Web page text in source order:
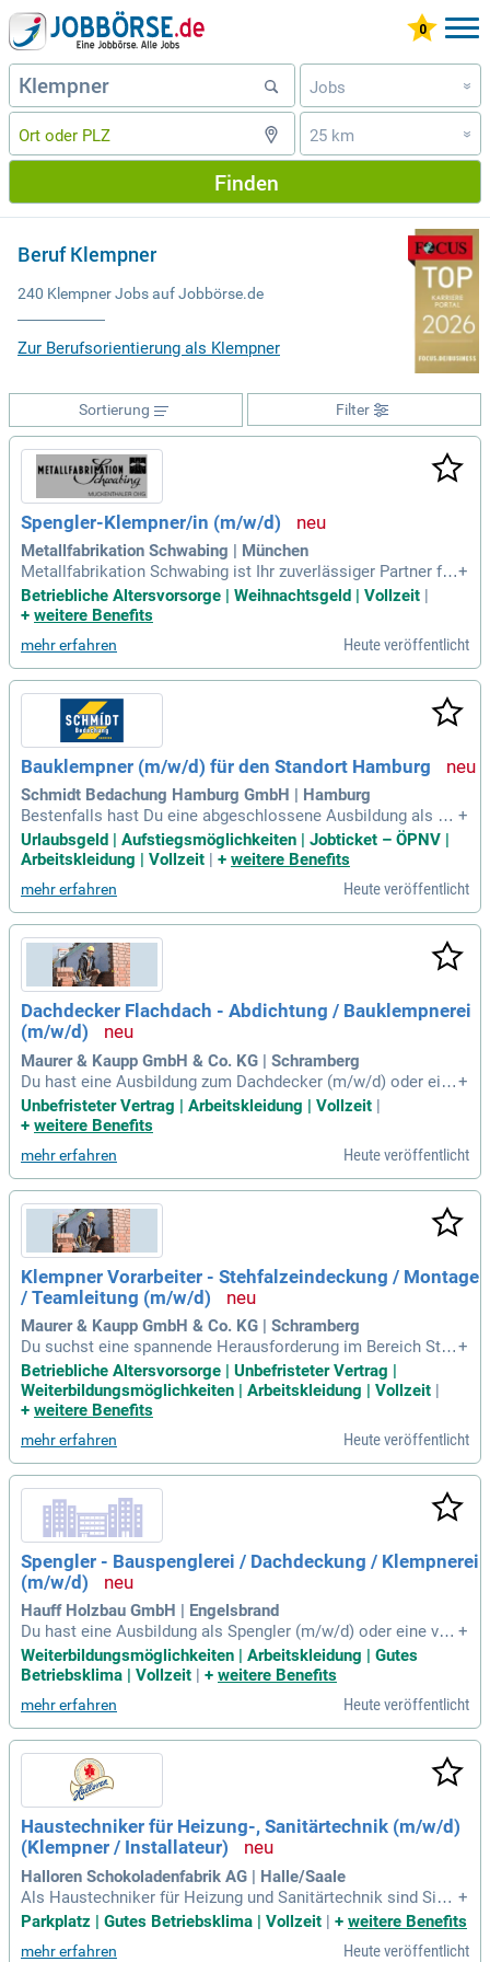
Jobs »
25 km »
Finden
Beruf Klempner
240 Klempner Jobs auf Jobbörse.de
Zur Berufsorientierung als Klempner
Filter
Sortierung
Spengler-Klempner/in (m/w/d)
Metallfabrikation Schwabing | München
Metallfabrikation Schwabing ist Ihr zuverlässiger Partner für
hochwertige Spenglerarbeiten im Baugewerbe. Unsere Exper
ten setzen auf präzise Handwerkskunst und innovative Lösu
Architekten und Bauherren, um individuelle Projekte erfolgre
ich umzusetzen. Qualität, Termintreue und Sicherheit haben
bei uns höchste Priorität, um die Zufriedenheit unserer Kund
en zu garantieren. In unserem dynamischen Team bieten wir
ein abwechslungsreiches Arbeitsumfeld und spannende Pro
jekte für die persönliche Weiterentwicklung. Entdecken Sie
die Möglichkeit, Ihre Fähigkeiten in der Herstellung und Mon
tage von Blechteilen für Dächer einzubringen und weiter aus
zubauen.
+
Betriebliche Altersvorsorge | Weihnachtsgeld | Vollzeit |
+ weitere Benefits
mehr erfahren Heute veröffentlicht
Bauklempner (m/w/d) für den Standort Hamburg
Schmidt Bedachung Hamburg GmbH | Hamburg
Bestenfalls hast Du eine abgeschlossene Ausbildung als Ba
uklempner/in oder Dachdecker/in anderenfalls einen verglei
chbaren Facharbeiterbrief oder entsprechende Berufserfahru
d natürlich schwindelfrei
+
Urlaubsgeld | Aufstiegsmöglichkeiten | Jobticket – ÖPNV |
Arbeitskleidung | Vollzeit
+ weitere Benefits
mehr erfahren Heute veröffentlicht
Dachdecker Flachdach - Abdichtung / Bauklempnerei
(m/w/d)
Maurer & Kaupp GmbH & Co. KG | Schramberg
Du hast eine Ausbildung zum Dachdecker (m/w/d) oder eine
vergleichbare Ausbildung mit Berufserfahrung in der Flachda
chabdichtung; Du bringst mindestens erste Berufserfahrung
st über gute Organisationsfähigkeit
+
Unbefristeter Vertrag | Arbeitskleidung | Vollzeit |
+ weitere Benefits
mehr erfahren Heute veröffentlicht
Klempner Vorarbeiter - Stehfalzeindeckung / Montage
/ Teamleitung (m/w/d)
Maurer & Kaupp GmbH & Co. KG | Schramberg
Du suchst eine spannende Herausforderung im Bereich Steh
falzeindeckungen und Klempner-Arbeiten? Wir bieten eine P
osition für erfahrene Klempner, Spengler oder Blechner! Dei
ne Aufgaben umfassen die Vorfertigung und Montage von M
n motiviertes Team und bringst etwa drei Jahre Berufserfahr
ung in den Falztechniken mit. Wichtig sind zudem gute Orga
nisationsfähigkeiten und ein selbständiger Arbeitsstil. Du bi
st ein Teamplayer mit Deutschkenntnissen auf mindestens
B2 Niveau? Dann freuen wir uns auf deine Bewerbung!
+
Betriebliche Altersvorsorge | Unbefristeter Vertrag |
Weiterbildungsmöglichkeiten | Arbeitskleidung | Vollzeit |
+ weitere Benefits
mehr erfahren Heute veröffentlicht
Spengler - Bauspenglerei / Dachdeckung / Klempnerei
(m/w/d)
Hauff Holzbau GmbH | Engelsbrand
Du hast eine Ausbildung als Spengler (m/w/d) oder eine ver
gleichbare Qualifikation abgeschlossen? Genieße eine leist
ungsgerechte Bezahlung, die deinen Fähigkeiten gerecht wir
ontinuierlichen Fort- und Weiterbildung. Du arbeitest mit mo
dernen Geräten und Werkzeugen und erhältst hochwertige A
rbeitskleidung für alle Wetterbedingungen. Voraussetzung f
ür deine Bewerbung sind handwerkliches Geschick, technisc
hes Verständnis sowie fließende Deutschkenntnisse (C1). Z
udem solltest du im Besitz eines Führerscheins der Klasse
B oder BE sein, um optimal in unserem dynamischen Umfel
d zu agieren.
+
Weiterbildungsmöglichkeiten | Arbeitskleidung | Gutes
Betriebsklima | Vollzeit
+ weitere Benefits
mehr erfahren Heute veröffentlicht
Haustechniker für Heizung-, Sanitärtechnik (m/w/d)
(Klempner / Installateur)
Halloren Schokoladenfabrik AG | Halle/Saale
Als Haustechniker für Heizung und Sanitärtechnik sind Sie v
erantwortlich für die Überwachung und Wartung von Versorg
ungsleitungen sowie technischen Anlagen. Ihr Aufgabenber
eich umfasst die selbstständige Behebung von Störungen w
+
Parkplatz | Gutes Betriebsklima | Vollzeit | + weitere Benefits
mehr erfahren Heute veröffentlicht